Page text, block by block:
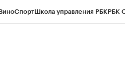
СпортШкола управления РБКРБК